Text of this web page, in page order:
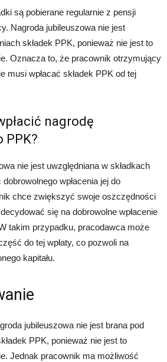
są pobierane regularnie z pensji
Nagroda jubileuszowa nie jest
składek PPK, ponieważ nie jest to
Oznacza to, że pracownik otrzymujący
musi wpłacać składek PPK od tej
nagrodę
PPK?
nie jest uwzględniana w składkach
wpłacenia jej do
chce zwiększyć swoje oszczędności
się na dobrowolne wpłacenie
takim przypadku, pracodawca może
do tej wpłaty, co pozwoli na
kapitału.
jubileuszowa nie jest brana pod
PPK, ponieważ nie jest to
Jednak pracownik ma możliwość